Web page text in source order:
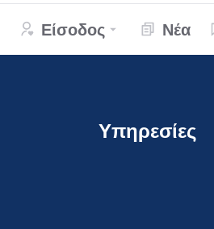
Είσοδος Νέα
Υπηρεσίες